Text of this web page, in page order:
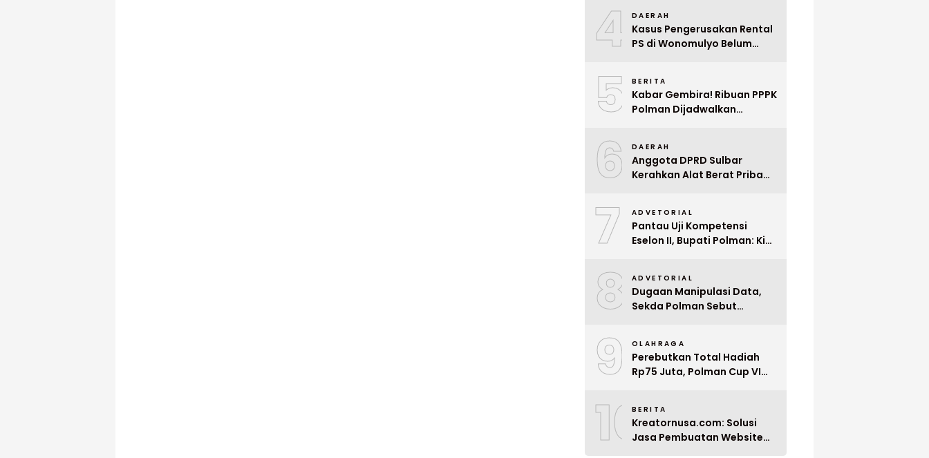
4 DAERAH
Kasus Pengerusakan Rental
PS di Wonomulyo Belum
Pelaku
5 BERITA
Kabar Gembira! Ribuan PPPK
Polman Dijadwalkan
6 DAERAH
Anggota DPRD Sulbar
Kerahkan Alat Berat Pribadi
7 ADVETORIAL
Pantau Uji Kompetensi
Eselon II, Bupati Polman: Kita
8 ADVETORIAL
Dugaan Manipulasi Data,
Sekda Polman Sebut
Ditunda
9 OLAHRAGA
Perebutkan Total Hadiah
Rp75 Juta, Polman Cup VI
10BERITA
Kreatornusa.com: Solusi
Jasa Pembuatan Website